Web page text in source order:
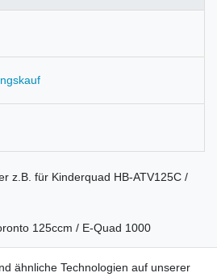
z.B. für Kinderquad HB-ATV125C /
125ccm / E-Quad 1000
ähnliche Technologien auf unserer